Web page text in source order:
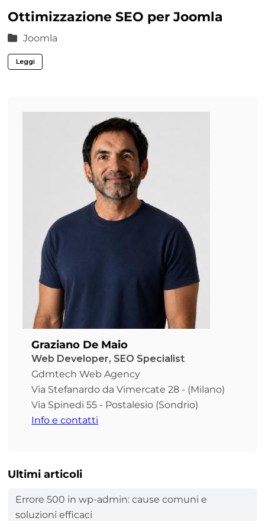
Ottimizzazione SEO per Joomla
Joomla
Leggi
Graziano De Maio
Web Developer, SEO Specialist
Gdmtech Web Agency
Via Stefanardo da Vimercate 28 - (Milano)
Via Spinedi 55 - Postalesio (Sondrio)
Info e contatti
Ultimi articoli
Errore 500 in wp-admin: cause comuni e
soluzioni efficaci